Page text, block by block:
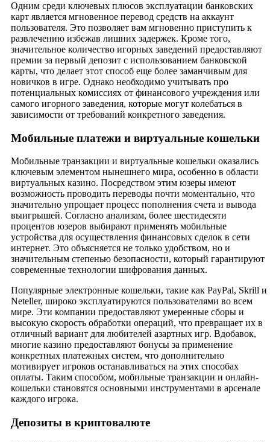
Одним среди ключевых плюсов эксплуатации банковских
карт является мгновенное перевод средств на аккаунт
пользователя. Это позволяет вам мгновенно приступить к
развлечению избежав лишних задержек. Кроме того,
значительное количество игорных заведений предоставляют
премии за первый депозит с использованием банковской
карты, что делает этот способ еще более заманчивым для
новичков в игре. Однако необходимо учитывать про
потенциальных комиссиях от финансового учреждения или
самого игорного заведения, которые могут колебаться в
зависимости от требований конкретного заведения.
Мобильные платежи и виртуальные кошельки
Мобильные транзакции и виртуальные кошельки оказались
ключевым элементом нынешнего мира, особенно в области
виртуальных казино. Посредством этим юзеры имеют
возможность проводить переводы почти моментально, что
значительно упрощает процесс пополнения счета и вывода
выигрышей. Согласно анализам, более шестидесяти
процентов юзеров выбирают применять мобильные
устройства для осуществления финансовых сделок в сети
интернет. Это объясняется не только удобством, но и
значительным степенью безопасности, который гарантируют
современные технологии шифрования данных.
Популярные электронные кошельки, такие как PayPal, Skrill и
Neteller, широко эксплуатируются пользователями во всем
мире. Эти компании предоставляют умеренные сборы и
высокую скорость обработки операций, что превращает их в
отличный вариант для любителей азартных игр. Вдобавок,
многие казино предоставляют бонусы за применение
конкретных платежных систем, что дополнительно
мотивирует игроков останавливаться на этих способах
оплаты. Таким способом, мобильные транзакции и онлайн-
кошельки становятся основными инструментами в арсенале
каждого игрока.
Депозиты в криптовалюте